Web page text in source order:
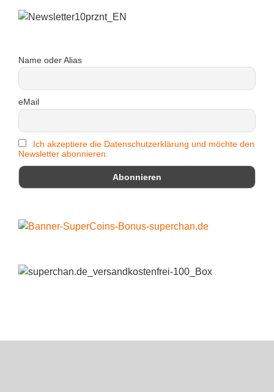
Name oder Alias
eMail
Ich akzeptiere die Datenschutzerklärung und möchte den
Newsletter abonnieren.